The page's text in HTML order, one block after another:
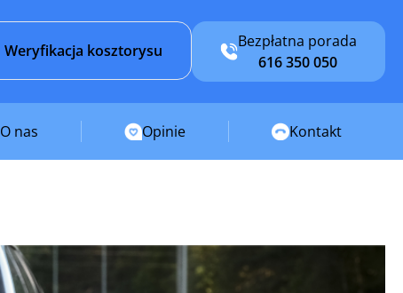
Weryfikacja kosztorysu
Bezpłatna porada
616 350 050
O nas Opinie Kontakt